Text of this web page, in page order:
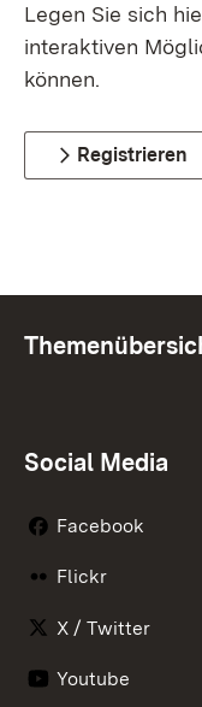
Legen Sie sich
interaktiven
können.
Registrieren
Social Media
Facebook
Flickr
X / Twitter
Youtube